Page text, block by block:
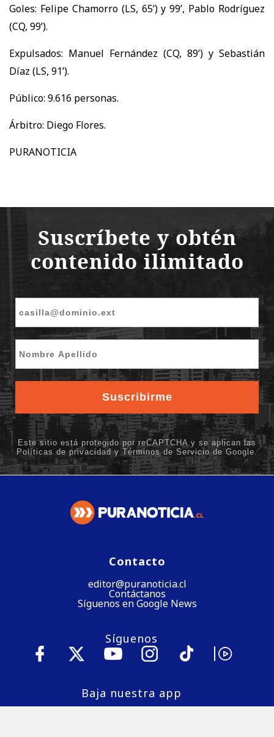
Goles: Felipe Chamorro (LS, 65’) y 99’, Pablo Rodríguez
(CQ, 99’).
Expulsados: Manuel Fernández (CQ, 89’) y Sebastián
Díaz (LS, 91’).
Público: 9.616 personas.
Árbitro: Diego Flores.
PURANOTICIA
Contacto
editor@puranoticia.cl
Contáctanos
Síguenos en Google News
Síguenos
Baja nuestra app